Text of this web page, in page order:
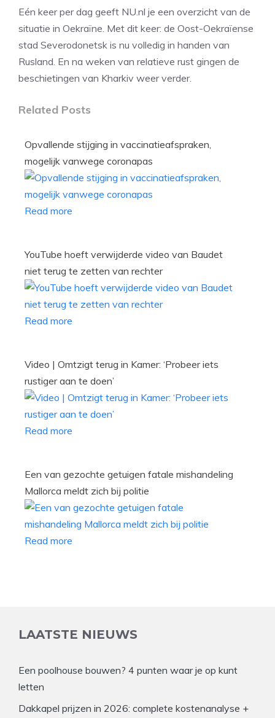
Eén keer per dag geeft NU.nl je een overzicht van de
situatie in Oekraïne. Met dit keer: de Oost-Oekraïense
stad Severodonetsk is nu volledig in handen van
Rusland. En na weken van relatieve rust gingen de
beschietingen van Kharkiv weer verder.
Related Posts
Opvallende stijging in vaccinatieafspraken,
mogelijk vanwege coronapas
Read more
YouTube hoeft verwijderde video van Baudet
niet terug te zetten van rechter
Read more
Video | Omtzigt terug in Kamer: ‘Probeer iets
rustiger aan te doen’
Read more
Een van gezochte getuigen fatale mishandeling
Mallorca meldt zich bij politie
Read more
LAATSTE NIEUWS
Een poolhouse bouwen? 4 punten waar je op kunt
letten
Dakkapel prijzen in 2026: complete kostenanalyse +